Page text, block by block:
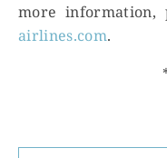
more
airlines.com.